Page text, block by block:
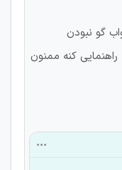
گو نبودن
کنه ممنون